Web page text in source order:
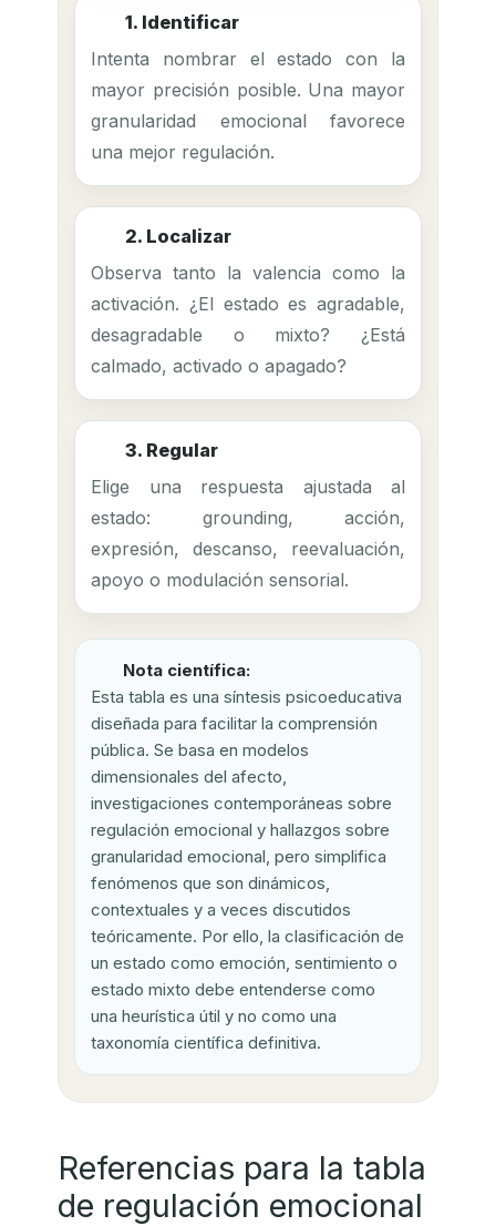
1. Identificar
Intenta nombrar el estado con la
mayor precisión posible. Una mayor
granularidad emocional favorece
una mejor regulación.
2. Localizar
Observa tanto la valencia como la
activación. ¿El estado es agradable,
desagradable o mixto? ¿Está
calmado, activado o apagado?
3. Regular
Elige una respuesta ajustada al
estado: grounding, acción,
expresión, descanso, reevaluación,
apoyo o modulación sensorial.
Nota científica:
Esta tabla es una síntesis psicoeducativa
diseñada para facilitar la comprensión
pública. Se basa en modelos
dimensionales del afecto,
investigaciones contemporáneas sobre
regulación emocional y hallazgos sobre
granularidad emocional, pero simplifica
fenómenos que son dinámicos,
contextuales y a veces discutidos
teóricamente. Por ello, la clasificación de
un estado como emoción, sentimiento o
estado mixto debe entenderse como
una heurística útil y no como una
taxonomía científica definitiva.
Referencias para la tabla
de regulación emocional